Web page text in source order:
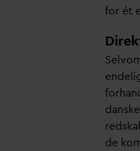
for ét
danske
de